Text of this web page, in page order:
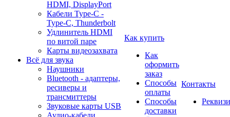
HDMI, DisplayPort
Кабели Type-C -
Type-C, Thunderbolt
Удлинитель HDMI
по витой паре
Карты видеозахвата
Всё для звука
Наушники
Bluetooth - адаптеры,
ресиверы и
трансмиттеры
Звуковые карты USB
Аудио-кабели
Как купить
Как
оформить
заказ
Способы
оплаты
Способы
доставки
Контакты